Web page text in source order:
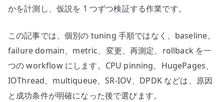
へ
かを計測し、仮説を 1 つずつ検証する作業です。
この記事では、個別の tuning 手順ではなく、baseline、
failure domain、metric、変更、再測定、rollback を一
つの workflow にします。CPU pinning、HugePages、
IOThread、multiqueue、SR-IOV、DPDK などは、原因
と成功条件が明確になった後で選びます。